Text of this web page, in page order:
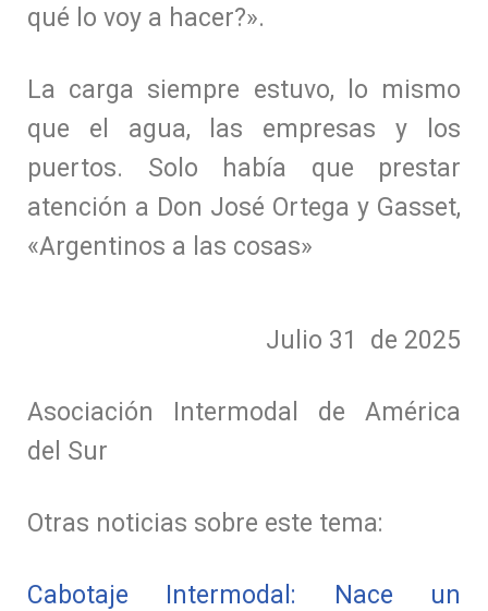
qué lo voy a hacer?».
La carga siempre estuvo, lo mismo
que el agua, las empresas y los
puertos. Solo había que prestar
atención a Don José Ortega y Gasset,
«Argentinos a las cosas»
Julio 31 de 2025
Asociación Intermodal de América
del Sur
Otras noticias sobre este tema:
Cabotaje Intermodal: Nace un